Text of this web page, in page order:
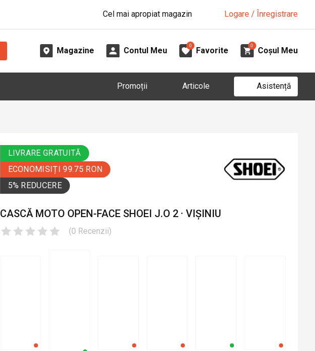
Cel mai apropiat magazin Logare / Înregistrare
Magazine Contul Meu
0
Favorite
0
Coșul Meu
Promoții Articole Asistență
LIVRARE GRATUITĂ
ECONOMISIȚI 99.75 RON
5% REDUCERE
CASCĂ MOTO OPEN-FACE SHOEI J.O 2 · VIȘINIU
(0 Recenzii)